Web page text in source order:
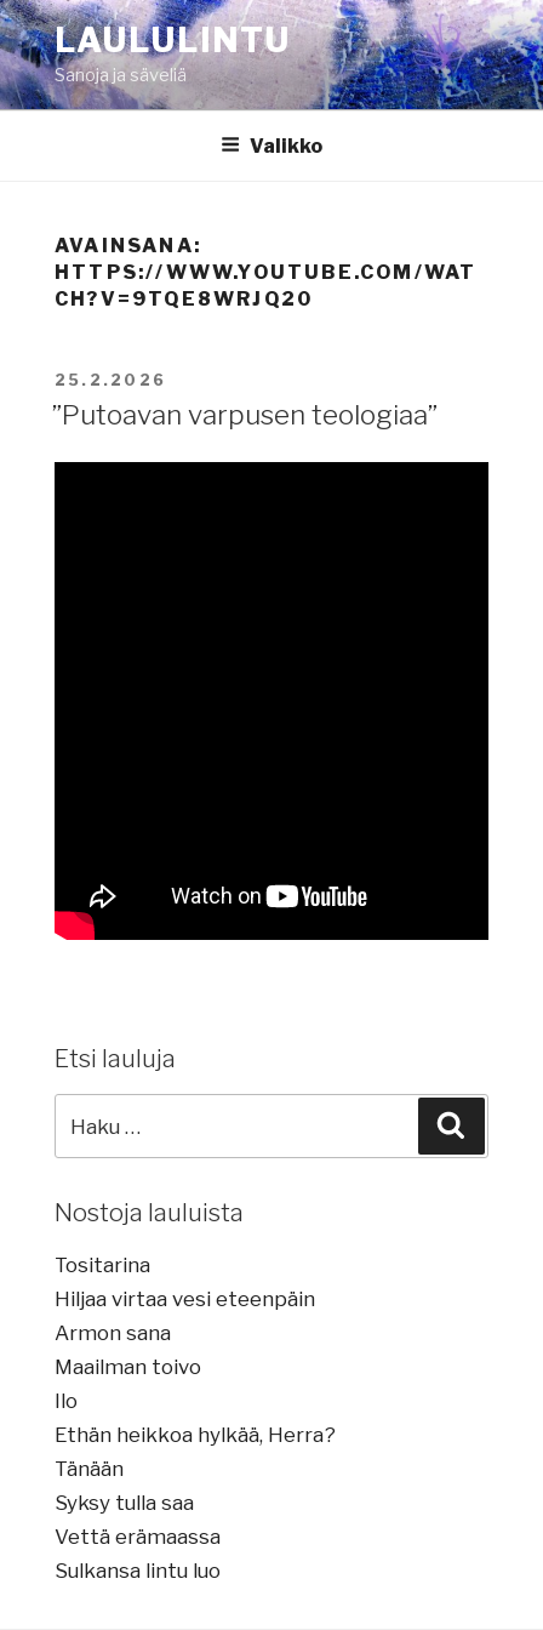
Siirry
sisältöönLAULULINTU
Sanoja ja säveliä
Valikko
AVAINSANA:
HTTPS://WWW.YOUTUBE.COM/WAT
CH?V=9TQE8WRJQ20
JULKAISTU
25.2.2026
”Putoavan varpusen teologiaa”
Etsi lauluja
Nostoja lauluista
Tositarina
Hiljaa virtaa vesi eteenpäin
Armon sana
Maailman toivo
Ilo
Ethän heikkoa hylkää, Herra?
Tänään
Syksy tulla saa
Vettä erämaassa
Sulkansa lintu luo